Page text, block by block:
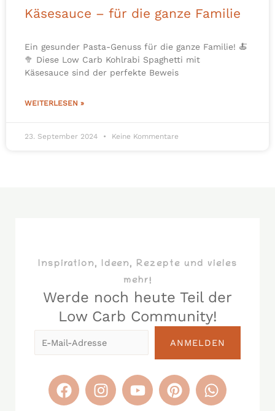
Käsesauce – für die ganze Familie
Ein gesunder Pasta-Genuss für die ganze Familie! 🍝
🥦 Diese Low Carb Kohlrabi Spaghetti mit
Käsesauce sind der perfekte Beweis
WEITERLESEN »
23. September 2024 Keine Kommentare
Inspiration, Ideen, Rezepte und vieles
mehr!
Werde noch heute Teil der
Low Carb Community!​
E-
ANMELDEN
F
a
I
n
Y
o
P
i
W
h